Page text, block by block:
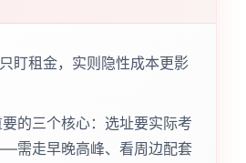
盯租金，实则隐性成本更影
的三个核心：选址要实际考
需走早晚高峰、看周边配套